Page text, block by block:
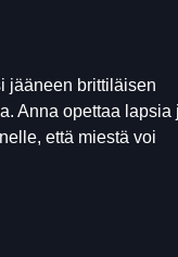
jääneen brittiläisen
Anna opettaa lapsia
että miestä voi